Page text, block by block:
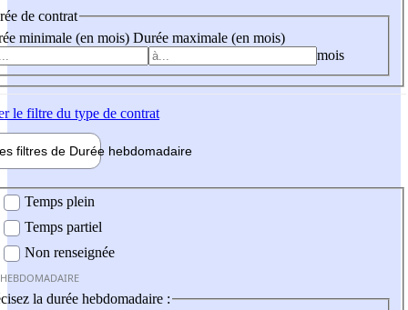
de contrat
minimale (en mois) Durée maximale (en mois)
mois
le filtre du type de contrat
filtres de Durée hebdomadaire
Temps plein
Temps partiel
Non renseignée
la durée hebdomadaire :